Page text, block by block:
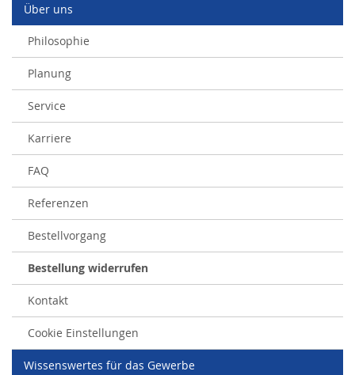
Über uns
Philosophie
Planung
Service
Karriere
FAQ
Referenzen
Bestellvorgang
Bestellung widerrufen
Kontakt
Cookie Einstellungen
Wissenswertes für das Gewerbe